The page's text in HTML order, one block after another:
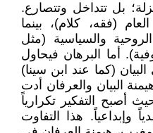
بل تتداخل وتتصارع.
(فقه، كلام)، بينما
والسياسية (مثل
أما البرهان فيحاول
البيان (كما عند ابن سينا)
البيان والعرفان أدت
أصبح التفكير تكرارياً
وإبداعياً. هذا التفاوت